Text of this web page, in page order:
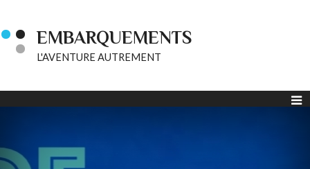
EMBARQUEMENTS
L'AVENTURE AUTREMENT